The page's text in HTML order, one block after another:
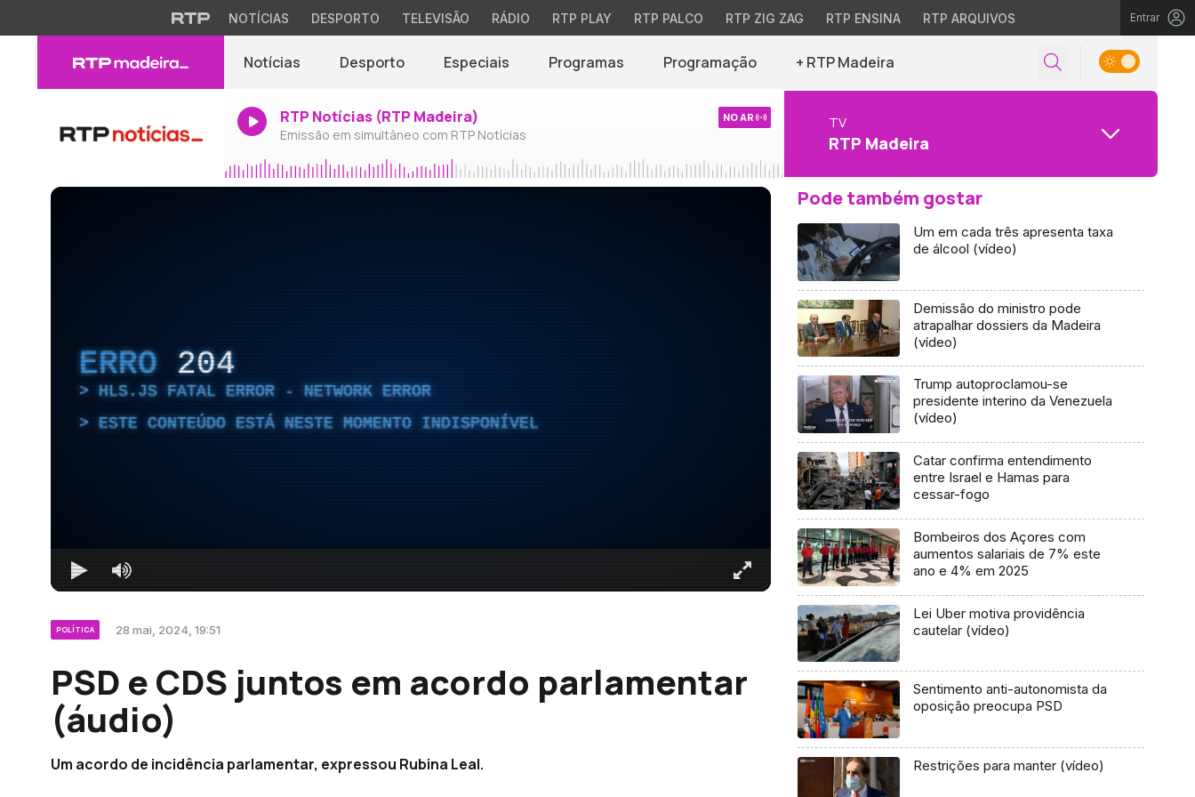
NOTÍCIAS DESPORTO TELEVISÃO RÁDIO RTP PLAY RTP PALCO RTP ZIG ZAG RTP ENSINA RTP ARQUIVOS Entrar
Notícias Desporto Especiais Programas Programação + RTP Madeira
RTP Notícias (RTP Madeira)
Emissão em simultâneo com RTP Notícias
NO AR TV
RTP Madeira
ERRO 204
HLS.JS FATAL ERROR - NETWORK ERROR
ESTE CONTEÚDO ESTÁ NESTE MOMENTO INDISPONÍVEL
POLÍTICA 28 mai, 2024, 19:51
PSD e CDS juntos em acordo parlamentar
(áudio)
Um acordo de incidência parlamentar, expressou Rubina Leal.
Pode também gostar
Um em cada três apresenta taxa
de álcool (vídeo)
Demissão do ministro pode
atrapalhar dossiers da Madeira
(vídeo)
Trump autoproclamou-se
presidente interino da Venezuela
(vídeo)
Catar confirma entendimento
entre Israel e Hamas para
cessar-fogo
Bombeiros dos Açores com
aumentos salariais de 7% este
ano e 4% em 2025
Lei Uber motiva providência
cautelar (vídeo)
Sentimento anti-autonomista da
oposição preocupa PSD
Restrições para manter (vídeo)